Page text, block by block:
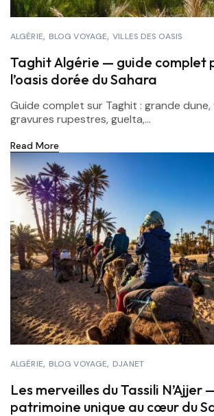
ALGÉRIE BLOG VOYAGE VILLES DES OASIS
Taghit Algérie — guide complet
l’oasis dorée du Sahara
Guide complet sur Taghit : grande dune,
gravures rupestres, guelta,...
Read More
ALGÉRIE BLOG VOYAGE DJANET
Les merveilles du Tassili N’Ajjer
patrimoine unique au cœur du